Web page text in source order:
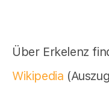
Über Erkelenz
Wikipedia